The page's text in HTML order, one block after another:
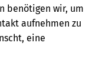
benötigen wir, um
aufnehmen zu
eine